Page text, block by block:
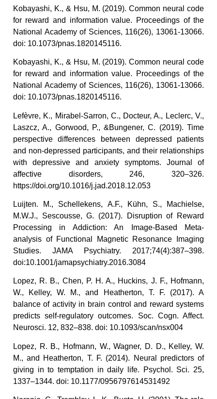
Kobayashi, K., & Hsu, M. (2019). Common neural code
for reward and information value. Proceedings of the
National Academy of Sciences, 116(26), 13061-13066.
doi: 10.1073/pnas.1820145116.
Kobayashi, K., & Hsu, M. (2019). Common neural code
for reward and information value. Proceedings of the
National Academy of Sciences, 116(26), 13061-13066.
doi: 10.1073/pnas.1820145116.
Lefèvre, K., Mirabel-Sarron, C., Docteur, A., Leclerc, V.,
Laszcz, A., Gorwood, P., &Bungener, C. (2019). Time
perspective differences between depressed patients
and non-depressed participants, and their relationships
with depressive and anxiety symptoms. Journal of
affective disorders, 246, 320–326.
https://doi.org/10.1016/j.jad.2018.12.053
Luijten. M., Schellekens, A.F., Kühn, S., Machielse,
M.W.J., Sescousse, G. (2017). Disruption of Reward
Processing in Addiction: An Image-Based Meta-
analysis of Functional Magnetic Resonance Imaging
Studies. JAMA Psychiatry. 2017;74(4):387–398.
doi:10.1001/jamapsychiatry.2016.3084
Lopez, R. B., Chen, P. H. A., Huckins, J. F., Hofmann,
W., Kelley, W. M., and Heatherton, T. F. (2017). A
balance of activity in brain control and reward systems
predicts self-regulatory outcomes. Soc. Cogn. Affect.
Neurosci. 12, 832–838. doi: 10.1093/scan/nsx004
Lopez, R. B., Hofmann, W., Wagner, D. D., Kelley, W.
M., and Heatherton, T. F. (2014). Neural predictors of
giving in to temptation in daily life. Psychol. Sci. 25,
1337–1344. doi: 10.1177/0956797614531492